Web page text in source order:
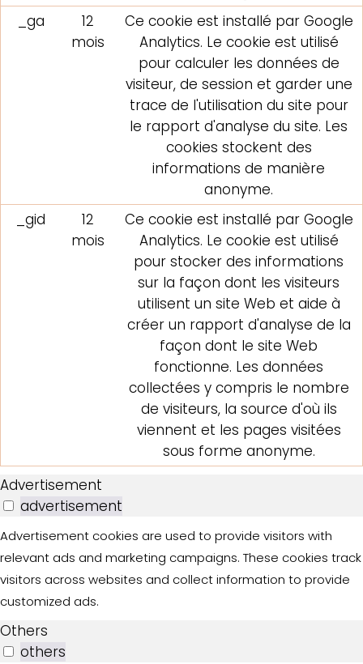
_ga
12
mois
Ce cookie est installé par Google
Analytics. Le cookie est utilisé
pour calculer les données de
visiteur, de session et garder une
trace de l'utilisation du site pour
le rapport d'analyse du site. Les
cookies stockent des
informations de manière
anonyme.
_gid
12
mois
Ce cookie est installé par Google
Analytics. Le cookie est utilisé
pour stocker des informations
sur la façon dont les visiteurs
utilisent un site Web et aide à
créer un rapport d'analyse de la
façon dont le site Web
fonctionne. Les données
collectées y compris le nombre
de visiteurs, la source d'où ils
viennent et les pages visitées
sous forme anonyme.
Advertisement
advertisement
Advertisement cookies are used to provide visitors with
relevant ads and marketing campaigns. These cookies track
visitors across websites and collect information to provide
customized ads.
Others
others